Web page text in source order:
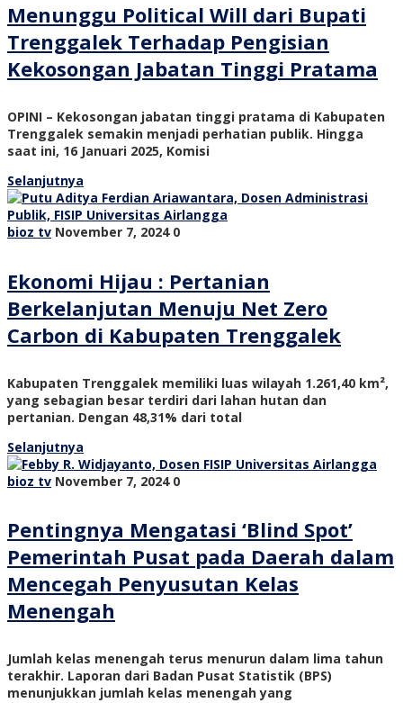
Menunggu Political Will dari Bupati
Trenggalek Terhadap Pengisian
Kekosongan Jabatan Tinggi Pratama
OPINI – Kekosongan jabatan tinggi pratama di Kabupaten
Trenggalek semakin menjadi perhatian publik. Hingga
saat ini, 16 Januari 2025, Komisi
Selanjutnya
bioz tv November 7, 2024 0
Ekonomi Hijau : Pertanian
Berkelanjutan Menuju Net Zero
Carbon di Kabupaten Trenggalek
Kabupaten Trenggalek memiliki luas wilayah 1.261,40 km²,
yang sebagian besar terdiri dari lahan hutan dan
pertanian. Dengan 48,31% dari total
Selanjutnya
bioz tv November 7, 2024 0
Pentingnya Mengatasi ‘Blind Spot’
Pemerintah Pusat pada Daerah dalam
Mencegah Penyusutan Kelas
Menengah
Jumlah kelas menengah terus menurun dalam lima tahun
terakhir. Laporan dari Badan Pusat Statistik (BPS)
menunjukkan jumlah kelas menengah yang